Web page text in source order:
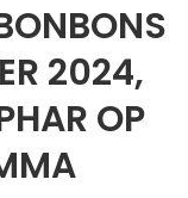
2024,
OP